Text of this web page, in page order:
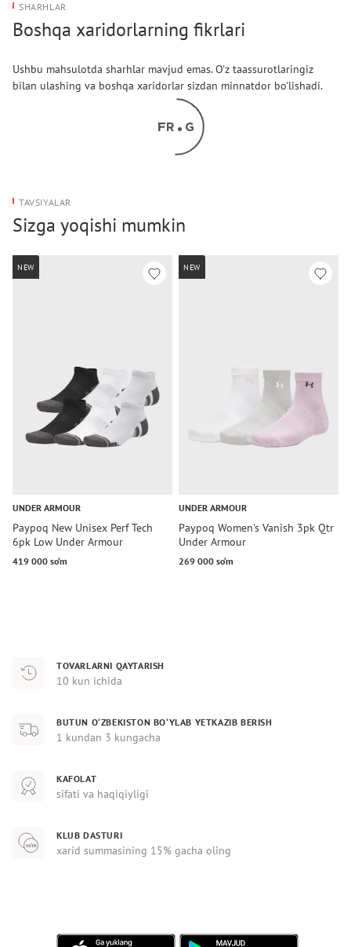
SHARHLAR
Boshqa xaridorlarning fikrlari
Ushbu mahsulotda sharhlar mavjud emas. O'z taassurotlaringiz
bilan ulashing va boshqa xaridorlar sizdan minnatdor bo'lishadi.
TAVSIYALAR
Sizga yoqishi mumkin
NEW
UNDER ARMOUR
Paypoq New Unisex Perf Tech
6pk Low Under Armour
419 000 so‘m
NEW
UNDER ARMOUR
Paypoq Women's Vanish 3pk Qtr
Under Armour
269 000 so‘m
TOVARLARNI QAYTARISH
10 kun ichida
BUTUN O‘ZBEKISTON BO‘YLAB YETKAZIB BERISH
1 kundan 3 kungacha
KAFOLAT
sifati va haqiqiyligi
KLUB DASTURI
xarid summasining 15% gacha oling